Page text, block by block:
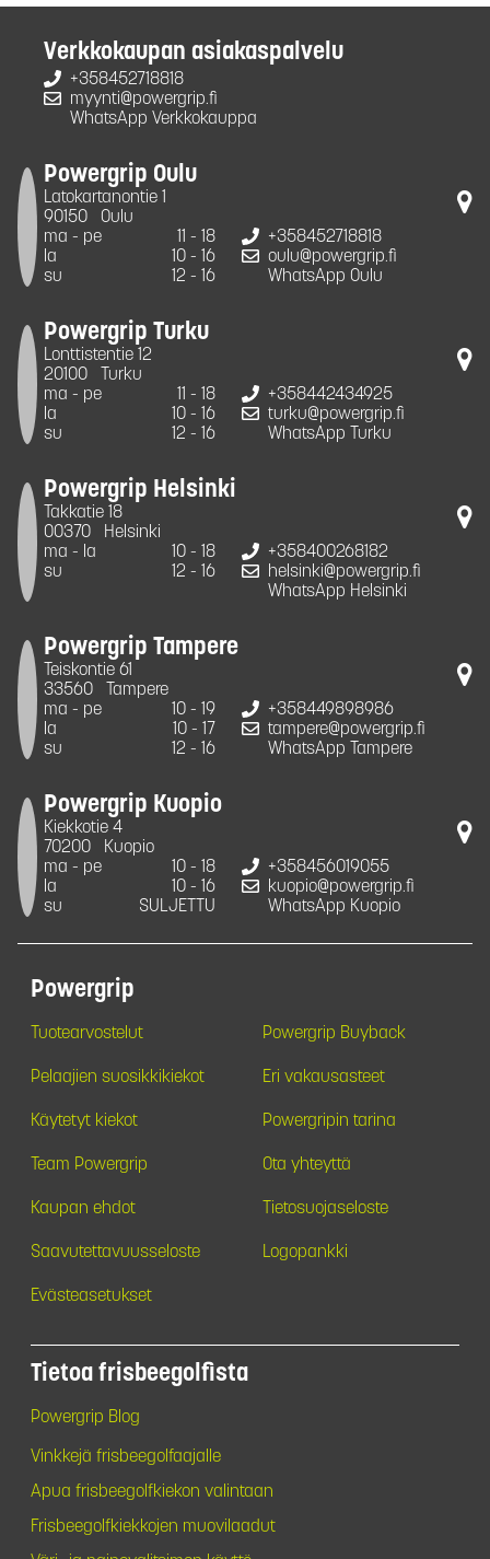
Verkkokaupan asiakaspalvelu
+358452718818
myynti@powergrip.fi
WhatsApp Verkkokauppa
Powergrip Oulu
Latokartanontie 1
90150
Oulu
ma - pe
11 - 18
la
10 - 16
su
12 - 16
+358452718818
oulu@powergrip.fi
WhatsApp Oulu
Powergrip Turku
Lonttistentie 12
20100
Turku
ma - pe
11 - 18
la
10 - 16
su
12 - 16
+358442434925
turku@powergrip.fi
WhatsApp Turku
Powergrip Helsinki
Takkatie 18
00370
Helsinki
ma - la
10 - 18
su
12 - 16
+358400268182
helsinki@powergrip.fi
WhatsApp Helsinki
Powergrip Tampere
Teiskontie 61
33560
Tampere
ma - pe
10 - 19
la
10 - 17
su
12 - 16
+358449898986
tampere@powergrip.fi
WhatsApp Tampere
Powergrip Kuopio
Kiekkotie 4
70200
Kuopio
ma - pe
10 - 18
la
10 - 16
su
SULJETTU
+358456019055
kuopio@powergrip.fi
WhatsApp Kuopio
Powergrip
Tuotearvostelut Powergrip Buyback
Pelaajien suosikkikiekot Eri vakausasteet
Käytetyt kiekot Powergripin tarina
Team Powergrip Ota yhteyttä
Kaupan ehdot Tietosuojaseloste
Saavutettavuusseloste Logopankki
Evästeasetukset
Tietoa frisbeegolfista
Powergrip Blog
Vinkkejä frisbeegolfaajalle
Apua frisbeegolfkiekon valintaan
Frisbeegolfkiekkojen muovilaadut